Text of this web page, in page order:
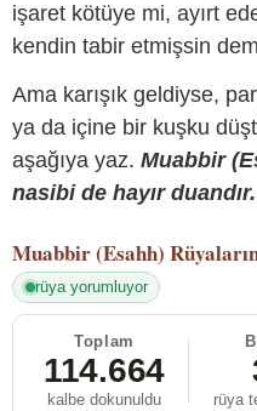
işaret kötüye mi, ayırt
kendin tabir etmişsin
Ama karışık geldiyse,
ya da içine bir kuşku
aşağıya yaz. Muabbir
nasibi de hayır duandır.
Muabbir (Esahh)
rüya yorumluyor
Toplam
114.664
kalbe dokunuldu rüya